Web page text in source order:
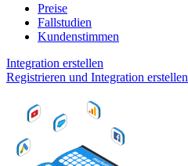
Preise
Fallstudien
Kundenstimmen
Integration erstellen
Registrieren und Integration erstellen